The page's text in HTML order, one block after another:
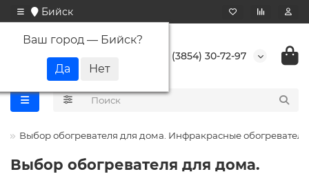
Бийск
Ваш город — Бийск?
+7 (3854) 30-72-97
Выбор обогревателя для дома. Инфракрасные обогреватели
Выбор обогревателя для дома.